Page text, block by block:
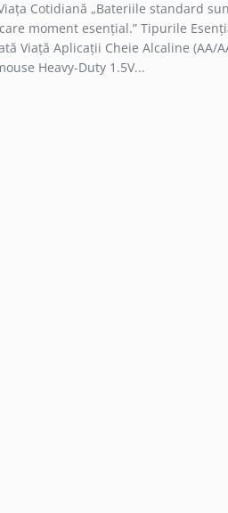
Cotidiană „Bateriile standard
moment esențial.” Tipurile
Viață Aplicații Cheie Alcaline (AA/
Heavy-Duty 1.5V...